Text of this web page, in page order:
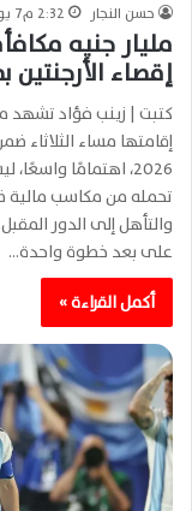
حسن النجار 2:32 م7 يوليو، 2026
مليار جنيه
إقصاء الأرجنتين
كتبت | زينب فؤاد تشهد
2026، اهتمامًا
تحمله من مكاسب مالية
والتأهل إلى الدور
على بعد خطوة واحدة…
أكمل القراءة »